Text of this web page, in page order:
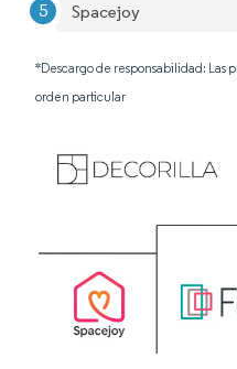
Spacejoy
*Descargo de responsabilidad: Las
orden particular